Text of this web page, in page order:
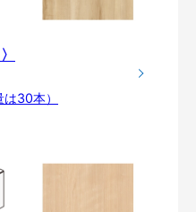
30本）